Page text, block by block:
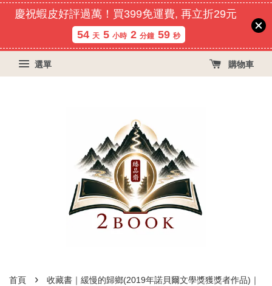
慶祝蝦皮好評過萬！買399免運費, 再立折29元
54 天 5 小時 2 分鐘 59 秒
選單 購物車
首頁 ›
收藏書｜緩慢的歸鄉(2019年諾貝爾文學獎獲獎者作品)｜